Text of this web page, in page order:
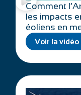
Comment
les impacts
éoliens en
Voir la vidéo